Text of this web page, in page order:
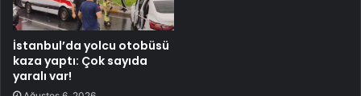
İstanbul’da yolcu otobüsü
kaza yaptı: Çok sayıda
yaralı var!